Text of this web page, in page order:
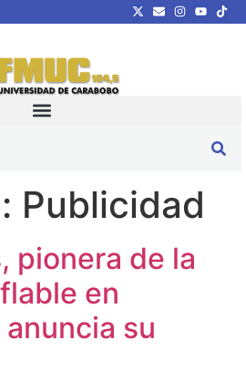
Publicidad
pionera de la
en
su